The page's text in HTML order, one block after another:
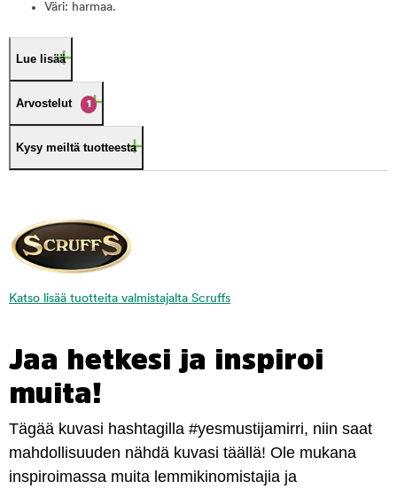
Väri: harmaa.
Lue lisää
Arvostelut 1
Kysy meiltä tuotteesta
Katso lisää tuotteita valmistajalta Scruffs
Jaa hetkesi ja inspiroi
muita!
Tägää kuvasi hashtagilla #yesmustijamirri, niin saat
mahdollisuuden nähdä kuvasi täällä! Ole mukana
inspiroimassa muita lemmikinomistajia ja